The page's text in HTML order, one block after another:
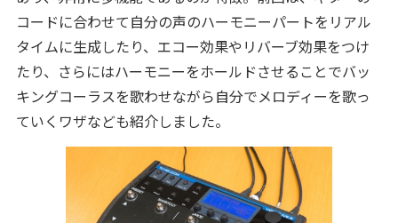
コードに合わせて自分の声のハーモニーパートをリアル
タイムに生成したり、エコー効果やリバーブ効果をつけ
たり、さらにはハーモニーをホールドさせることでバッ
キングコーラスを歌わせながら自分でメロディーを歌っ
ていくワザなども紹介しました。